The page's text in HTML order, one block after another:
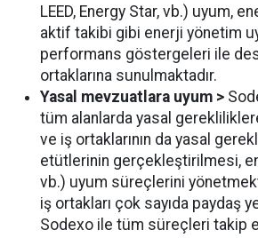
LEED, Energy Star, vb.) uyum,
aktif takibi gibi enerji yönetim
performans göstergeleri ile
ortaklarına sunulmaktadır.
Yasal mevzuatlara uyum >
tüm alanlarda yasal
ve iş ortaklarının da yasal
etütlerinin gerçekleştirilmesi,
vb.) uyum süreçlerini
iş ortakları çok sayıda paydaş
Sodexo ile tüm süreçleri takip